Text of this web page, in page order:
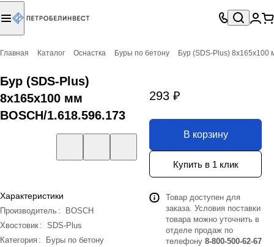
Главная Каталог Оснастка Буры по бетону Бур (SDS-Plus) 8х165х100
Бур (SDS-Plus)
8х165х100 мм
BOSCH/1.618.596.173
Характеристики
Производитель :
BOSCH
Хвостовик : SDS-Plus
Категория :
Буры по бетону
293 ₽
В корзину
Купить в 1 клик
Товар доступен для
заказа. Условия поставки
товара можно уточнить в
отделе продаж по
телефону 8-800-500-62-67